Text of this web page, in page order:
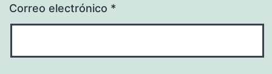
Correo electrónico *